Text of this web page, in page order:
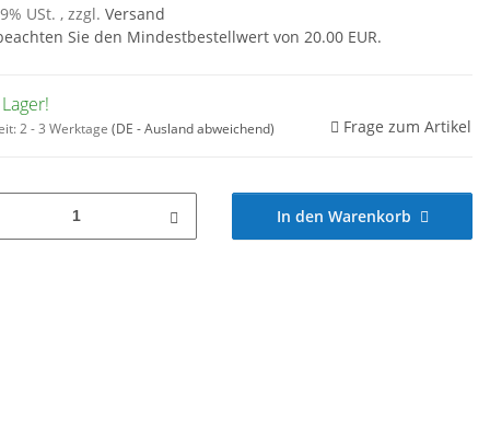
USt. , zzgl. Versand
Sie den Mindestbestellwert von 20.00 EUR.
2 - 3 Werktage (DE - Ausland abweichend) Frage zum Artikel
In den Warenkorb